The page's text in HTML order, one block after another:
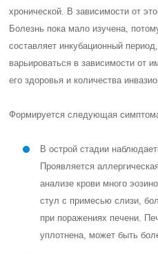
хронической. В зависимости от
Болезнь пока мало изучена,
составляет инкубационный
варьироваться в зависимости от
его здоровья и количества
Формируется следующая
В острой стадии
Проявляется
анализе крови много
стул с примесью слизи,
при поражениях печени.
уплотнена, может быть